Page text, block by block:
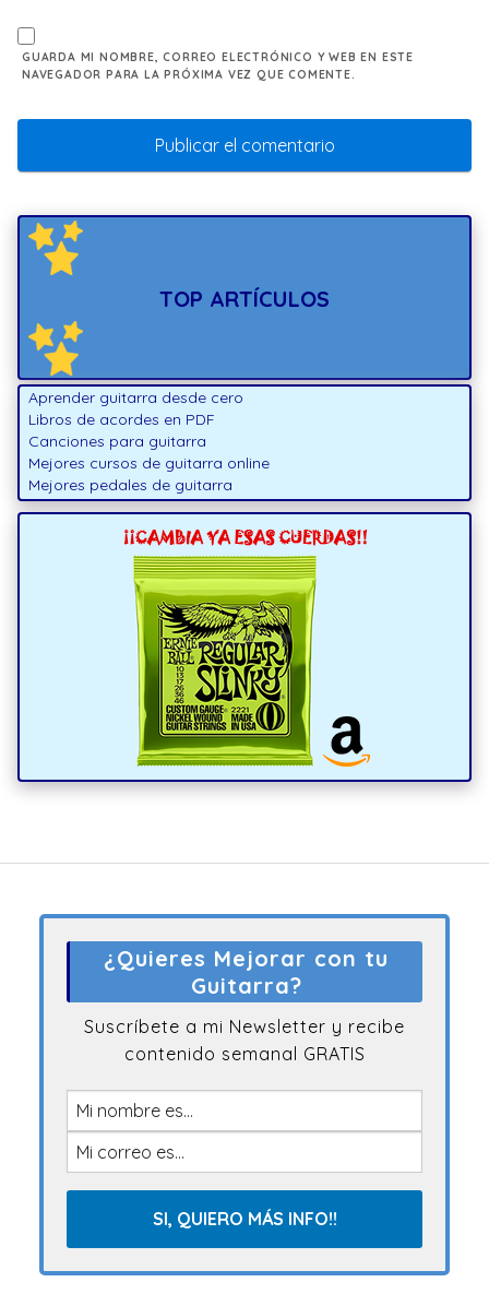
GUARDA MI NOMBRE, CORREO ELECTRÓNICO Y WEB EN ESTE
NAVEGADOR PARA LA PRÓXIMA VEZ QUE COMENTE.
TOP ARTÍCULOS
Aprender guitarra desde cero
Libros de acordes en PDF
Canciones para guitarra
Mejores cursos de guitarra online
Mejores pedales de guitarra
¿Quieres Mejorar con tu
Guitarra?
Suscríbete a mi Newsletter y recibe
contenido semanal GRATIS